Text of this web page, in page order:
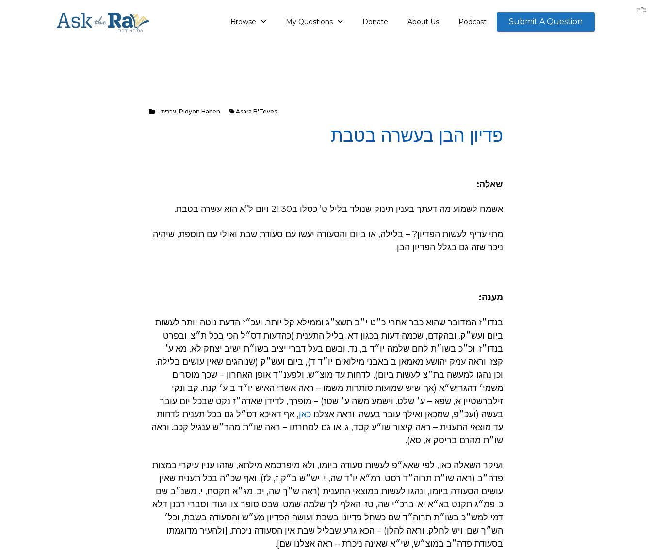
Browse My Questions Donate About Us Podcast Submit A Question
- עברית, Pidyon Haben Asara B'Teves
פדיון הבן בעשרה בטבת
שאלה:
אשמח לשמוע מה דעתך בענין תינוק שנולד בליל ט’ כסלו ב21:30 ויום ל”א הוא עשרה בטבת.
מתי עדיף לעשות הפדיון? – בלילה, או ביום והסעודה יעשו עם סעודת שבת ואולי עם תוספת, שיהיה
ניכר שזה גם בגלל הפדיון הבן.
מענה:
בנדו״ז המדובר שהוא כבר אחרי כ״ט י״ב תשצ״ג וממילא קל יותר. ועכ״ז הדעת נוטה יותר לעשות
ביום ועש״ק. ובהקדם, שכמה דעות בכגון דא: בליל התענית (כהדעות דס״ל הכי בכל ת״צ. ובפרט
בנדו״ז. וכ״כ בשו״ת לחם שלמה יו״ד ב, נד. ובשם בעל דברי יציב בשו״ת ישיב יצחק לא, מא ע׳
קצז. וראה עמק יהושע מאמאן ב באבני מילואים יו״ד ד), ביום ועש״ק (שנוהגים שאין עושים בלילה.
וכן נהגו למעשה בת״צ לעשות ביום), לדחות עד מוצ״ש. ולפענ״ד אופן האחרון – שכך מוסרים
משמי׳ דהגריש״א (אף שיש שמועות סותרות משמו – ראה אשרי האיש יו״ד ב ע׳ קנח. קב ונקי
זילברשטיין א, שפא – ע׳ שלט. וישמע משה ע׳ שטז) – מופרך, לדידן שאדה״ז נקט שבכל יום עובר
בעשה (ועכ״פ, שמכאן ואילך עובר בעשה. וראה אצלנו כאן, אף דאיכא דס״ל גם בכל תענית לדחות
עד מוצאי התענית – ראה קיצור שו״ע קסד, ג. או גם למחרתו – ראה שו״ת מהר״ש ענגיל קכב. וראה
שו״ת מהרם בריסק א, סא).
ועיקר השאלה כאן, לפי שאא״פ לעשות סעודה ביומו, ולא מיפרסמא מילתא, שזהו ענין עיקרי במצות
פדה״ב (ראה שו״ת תרוה״ד רסט. רמ״א יו”ד שה, י. יש״ש ב״ק ז, לז). ואף שכ״ה בכל תענית שאין
עושים הסעודה ביומו, ונהגו לעשות במוצאי התענית (ראה ש״ך שה, יב. מג״א תקסח, י. משנ״ב שם
כ. פמ״ג תקנט בא״א יא. ברכ״י שה, טז. האלף לך שלמה שמט. שבט סופר צו. ועוד. וסברי רבנן דלא
דמי למש״כ בשו״ת תרוה״ד שם כשחל פדיונו בשבת ועושה הפדיון מע״ש והסעודה בשבת, וכל׳
הש״ך שם: ויש לחלק. וראה להלן) – הכא גרע שבליל שבת אין הסעודה ניכרת. [ולהעיר מדוגמתו
בסעודת פדה״ב במוצ״ש, שי״א שאינה ניכרת – ראה אצלנו שם].